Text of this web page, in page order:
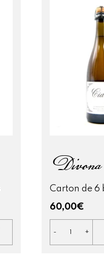
Divona
Carton de 6
60,00€
-
quantité
de
+